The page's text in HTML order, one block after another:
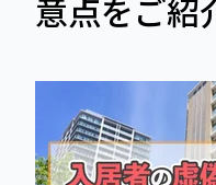
意点をご紹